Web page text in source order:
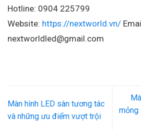
Hotline: 0904 225799
Website: https://nextworld.vn/
nextworldled@gmail.com
Màn hình LED sàn tương tác
và những ưu điểm vượt trội
mỏng